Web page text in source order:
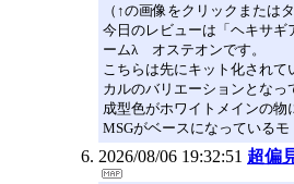
（↑の画像をクリックまたは
今日のレビューは「ヘキサギ
ームλ オステオンです。
こちらは先にキット化されて
カルのバリエーションとなっ
成型色がホワイトメインの物
MSGがベースになっているモ
2026/08/06 19:32:51 超偏